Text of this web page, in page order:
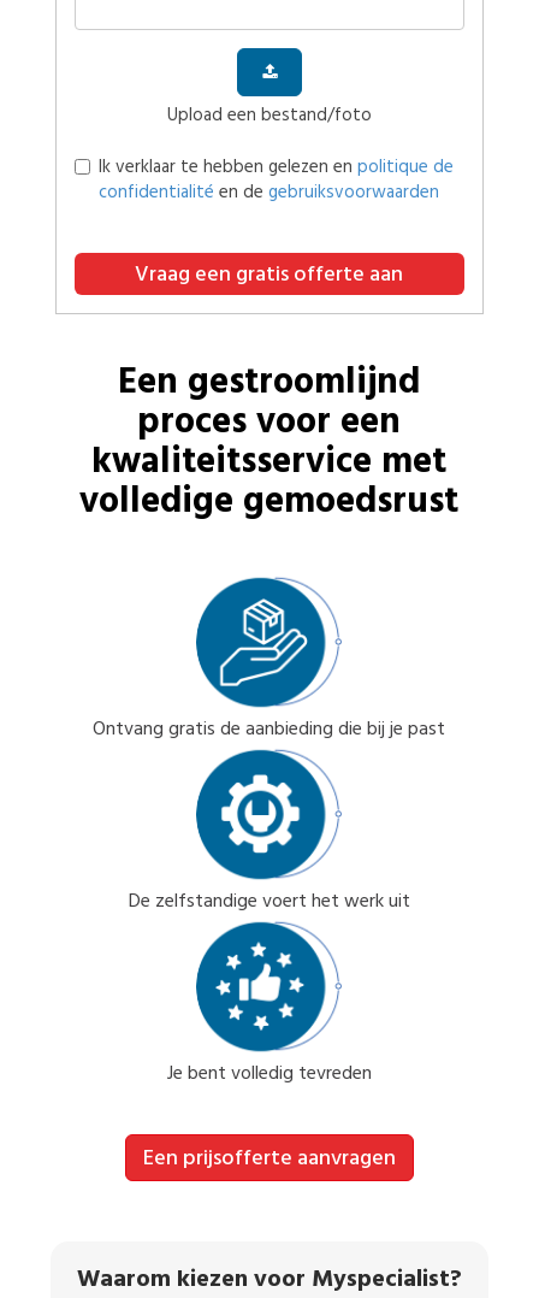
Upload een bestand/foto
Ik verklaar te hebben gelezen en politique de
confidentialité en de gebruiksvoorwaarden
Vraag een gratis offerte aan
Een gestroomlijnd
proces voor een
kwaliteitsservice met
volledige gemoedsrust
Ontvang gratis de aanbieding die bij je past
De zelfstandige voert het werk uit
Je bent volledig tevreden
Een prijsofferte aanvragen
Waarom kiezen voor Myspecialist?